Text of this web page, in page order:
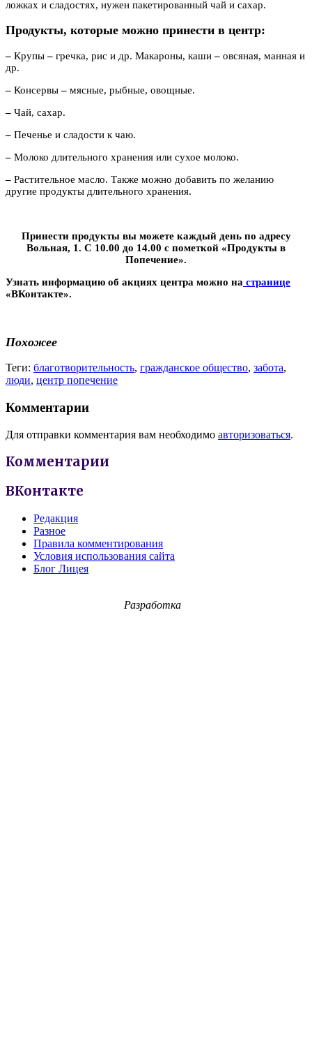
ложках и сладостях, нужен пакетированный чай и сахар.
Продукты, которые можно принести в центр:
– Крупы– гречка, рис и др. Макароны, каши– овсяная, манная и
др.
– Консервы– мясные, рыбные, овощные.
– Чай, сахар.
– Печенье и сладости к чаю.
– Молоко длительного хранения или сухое молоко.
– Растительное масло. Также можно добавить по желанию
другие продукты длительного хранения.
Принести продукты вы можете каждый день по адресу
Вольная, 1. С 10.00 до 14.00 с пометкой «Продукты в
Попечение».
Узнать информацию об акциях центра можно на странице
«ВКонтакте».
Похожее
Теги: благотворительность, гражданское общество, забота,
люди, центр попечение
Комментарии
Для отправки комментария вам необходимо авторизоваться.
Комментарии
ВКонтакте
Редакция
Разное
Правила комментирования
Условия использования сайта
Блог Лицея
Разработка